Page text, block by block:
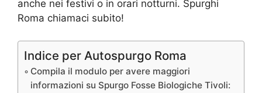
anche nei festivi o in orari notturni. Spurghi
Roma chiamaci subito!
Indice per Autospurgo Roma
Compila il modulo per avere maggiori
informazioni su Spurgo Fosse Biologiche Tivoli: